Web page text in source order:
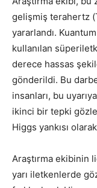
gelişmiş terahertz
yararlandı.
kullanılan
derece hassas
gönderildi. Bu
insanları, bu
ikinci bir tepki
Higgs yankısı
Araştırma ekibinin
yarı iletkenlerde